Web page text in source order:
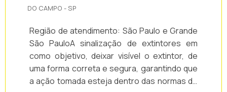
DO CAMPO - SP
Região de atendimento: São Paulo e Grande
São PauloA sinalização de extintores em
como objetivo, deixar visível o extintor, de
uma forma correta e segura, garantindo que
a ação tomada esteja dentro das normas de